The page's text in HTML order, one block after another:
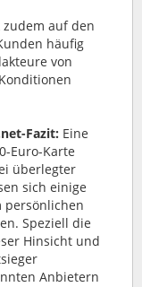
zudem auf den
häufig
von
Fazit: Eine
Euro-Karte
überlegter
sich einige
persönlichen
Speziell die
Hinsicht und
Anbietern